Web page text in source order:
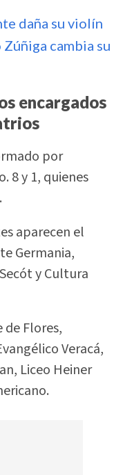
daña su violín
cambia su
encargados
por
8 y 1, quienes
aparecen el
Germania,
y Cultura
Flores,
Veracá,
Liceo Heiner